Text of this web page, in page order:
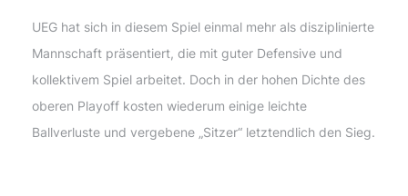
UEG hat sich in diesem Spiel einmal mehr als disziplinierte
Mannschaft präsentiert, die mit guter Defensive und
kollektivem Spiel arbeitet. Doch in der hohen Dichte des
oberen Playoff kosten wiederum einige leichte
Ballverluste und vergebene „Sitzer“ letztendlich den Sieg.